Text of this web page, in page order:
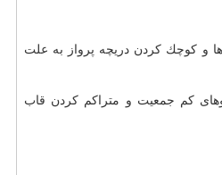
و كوچك كردن دریچه پرواز به علت
كم جمعیت و متراكم كردن قاب